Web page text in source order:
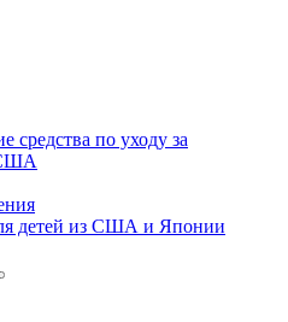
средства по уходу за
детей из США и Японии